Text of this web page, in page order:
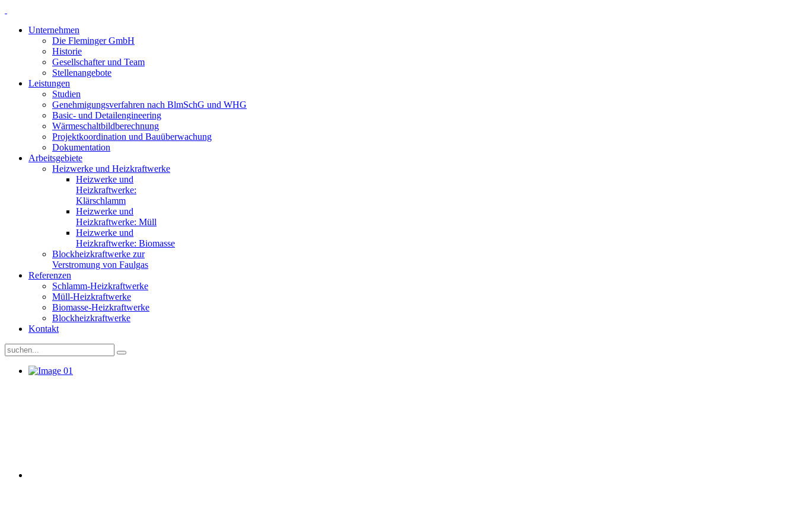
Unternehmen
Die Fleminger GmbH
Historie
Gesellschafter und Team
Stellenangebote
Leistungen
Studien
Genehmigungsverfahren nach BlmSchG und WHG
Basic- und Detailengineering
Wärmeschaltbildberechnung
Projektkoordination und Bauüberwachung
Dokumentation
Arbeitsgebiete
Heizwerke und Heizkraftwerke
Heizwerke und
Heizkraftwerke:
Klärschlamm
Heizwerke und
Heizkraftwerke: Müll
Heizwerke und
Heizkraftwerke: Biomasse
Blockheizkraftwerke zur
Verstromung von Faulgas
Referenzen
Schlamm-Heizkraftwerke
Müll-Heizkraftwerke
Biomasse-Heizkraftwerke
Blockheizkraftwerke
Kontakt